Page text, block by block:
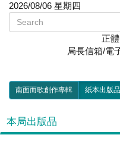
2026/08/06 星期四
正
局長信箱/電
南面而歌創作專輯 紙本出版品
本局出版品